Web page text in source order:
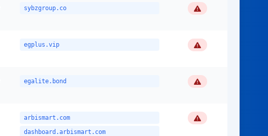
sybzgroup.co Flagged
egplus.vip Flagged
egalite.bond Flagged
arbismart.com
dashboard.arbismart.com
Flagged